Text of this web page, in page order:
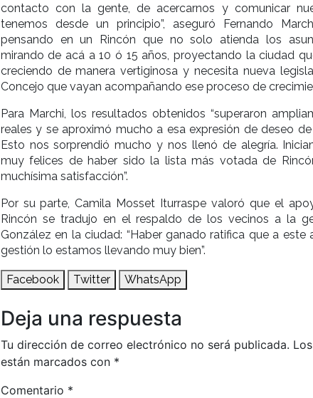
contacto con la gente, de acercarnos y comunicar
tenemos desde un principio”, aseguró Fernando
pensando en un Rincón que no solo atienda los
mirando de acá a 10 ó 15 años, proyectando la ciudad
creciendo de manera vertiginosa y necesita nueva
Concejo que vayan acompañando ese proceso de
Para Marchi, los resultados obtenidos “superaron
reales y se aproximó mucho a esa expresión de deseo de
Esto nos sorprendió mucho y nos llenó de alegría.
muy felices de haber sido la lista más votada de
muchísima satisfacción”.
Por su parte, Camila Mosset Iturraspe valoró que el
Rincón se tradujo en el respaldo de los vecinos a la
González en la ciudad: “Haber ganado ratifica que a
gestión lo estamos llevando muy bien”.
Facebook Twitter WhatsApp
Deja una respuesta
Tu dirección de correo electrónico no será publicada.
están marcados con *
Comentario *